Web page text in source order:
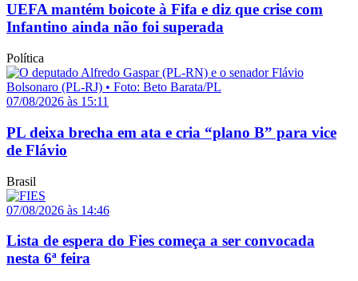
UEFA mantém boicote à Fifa e diz que crise com
Infantino ainda não foi superada
Política
07/08/2026 às 15:11
PL deixa brecha em ata e cria “plano B” para vice
de Flávio
Brasil
07/08/2026 às 14:46
Lista de espera do Fies começa a ser convocada
nesta 6ª feira